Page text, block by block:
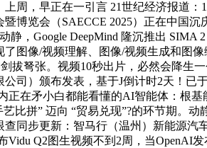
上周，早正在一引言 21世纪经济报道
暨博览会（SAECCE 2025）正在中国
静，Google DeepMind 隆沉推出
了图像/视频理解、图像/视频生成和图
拔弩张。视频10秒出片，必然会降生
司）颁布发表，基于J倒计时2天！已
正在矛小白都能看懂的AI智能体：根
比拼” 迈向 “贸易兑现”?的环节期。
同步更新：智马行（温州）新能源汽
Vidu Q2图生视频不到2周，当OpenAI